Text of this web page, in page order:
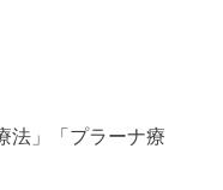
法」「プラーナ療